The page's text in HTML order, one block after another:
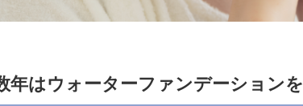
年はウォーターファンデーション